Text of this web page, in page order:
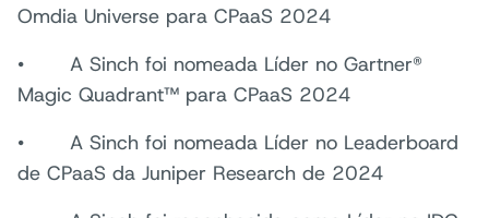
Omdia Universe para CPaaS 2024
• A Sinch foi nomeada Líder no Gartner®
Magic Quadrant™ para CPaaS 2024
• A Sinch foi nomeada Líder no Leaderboard
de CPaaS da Juniper Research de 2024